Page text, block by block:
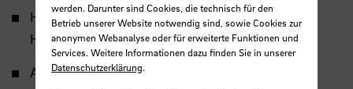
Hochschule für Angewandte Wissenschaften
Hamburg
Abfall-Service Osterholz
werden. Darunter sind Cookies, die technisch für den
Betrieb unserer Website notwendig sind, sowie Cookies zur
anonymen Webanalyse oder für erweiterte Funktionen und
Services. Weitere Informationen dazu finden Sie in unserer
Datenschutzerklärung.